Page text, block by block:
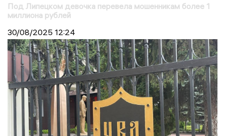
Под Липецком девочка перевела мошенникам более 1
миллиона рублей
30/08/2025 12:24